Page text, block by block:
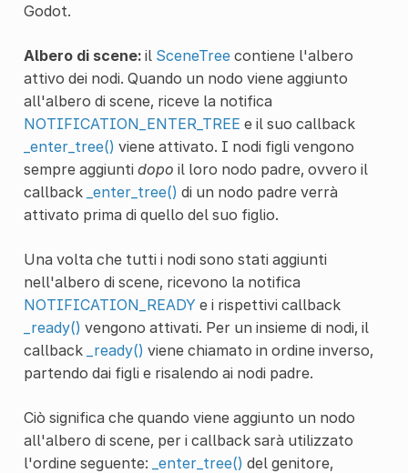
Godot.
Albero di scene:il SceneTreecontiene l'albero
attivo dei nodi. Quando un nodo viene aggiunto
all'albero di scene, riceve la notifica
NOTIFICATION_ENTER_TREE e il suo callback
_enter_tree() viene attivato. I nodi figli vengono
sempre aggiunti dopo il loro nodo padre, ovvero il
callback _enter_tree() di un nodo padre verrà
attivato prima di quello del suo figlio.
Una volta che tutti i nodi sono stati aggiunti
nell'albero di scene, ricevono la notifica
NOTIFICATION_READYe i rispettivi callback
_ready() vengono attivati. Per un insieme di nodi, il
callback
_ready() viene chiamato in ordine inverso,
partendo dai figli e risalendo ai nodi padre.
Ciò significa che quando viene aggiunto un nodo
all'albero di scene, per i callback sarà utilizzato
l'ordine seguente: _enter_tree() del genitore,